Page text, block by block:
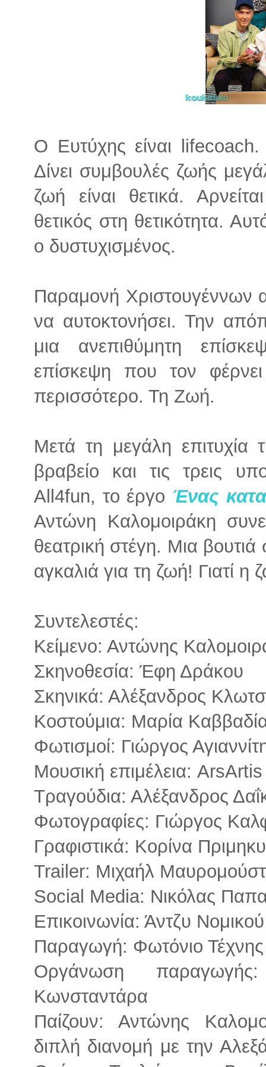
Ο Ευτύχης είναι lifecoach.
Δίνει συμβουλές ζωής
ζωή είναι θετικά.
θετικός στη θετικότητα.
ο δυστυχισμένος.
Παραμονή Χριστουγέννων
να αυτοκτονήσει. Την
μια ανεπιθύμητη
επίσκεψη που τον
περισσότερο. Τη Ζωή.
Μετά τη μεγάλη επιτυχία
βραβείο και τις τρεις
All4fun, το έργο Ένας
Αντώνη Καλομοιράκη
θεατρική στέγη. Μια βουτιά
αγκαλιά για τη ζωή! Γιατί
Συντελεστές:
Κείμενο: Αντώνης
Σκηνοθεσία: Έφη Δράκου
Σκηνικά: Αλέξανδρος
Κοστούμια: Μαρία
Φωτισμοί: Γιώργος
Μουσική επιμέλεια: ArsArtis
Τραγούδια: Αλέξανδρος
Φωτογραφίες: Γιώργος
Γραφιστικά: Κορίνα
Trailer: Μιχαήλ
Social Media: Νικόλας
Επικοινωνία: Άντζυ Νομικού
Παραγωγή: Φωτόνιο Τέχνης
Οργάνωση
Κωνσταντάρα
Παίζουν: Αντώνης
διπλή διανομή με την